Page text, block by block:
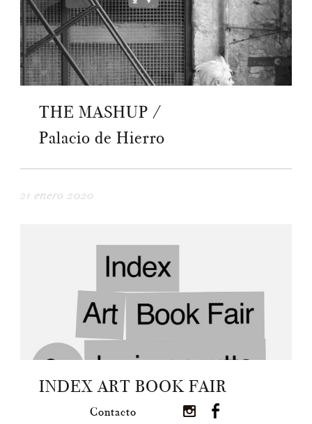
Contacto
THE MASHUP /
Palacio de Hierro
21 enero 2020
INDEX ART BOOK FAIR